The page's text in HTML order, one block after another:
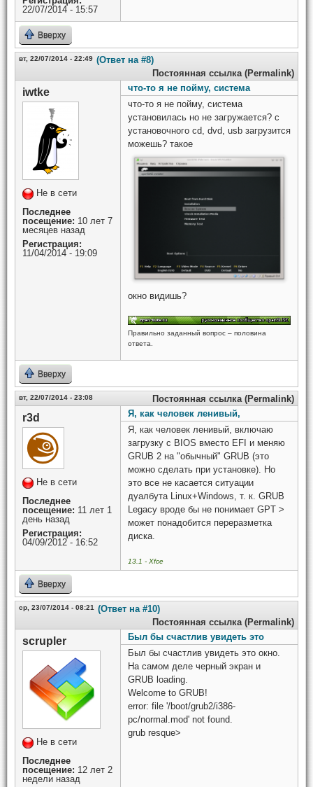
22/07/2014 - 15:57
Вверху
вт, 22/07/2014 - 22:49 (Ответ на #8)
Постоянная ссылка (Permalink)
iwtke
Не в сети
Последнее
посещение: 10 лет 7
месяцев назад
Регистрация:
11/04/2014 - 19:09
что-то я не пойму, система
что-то я не пойму, система
установилась но не загружается? с
установочного cd, dvd, usb загрузится
можешь? такое
окно видишь?
Правильно заданный вопрос – половина
ответа.
Вверху
вт, 22/07/2014 - 23:08 Постоянная ссылка (Permalink)
r3d
Не в сети
Последнее
посещение: 11 лет 1
день назад
Регистрация:
04/09/2012 - 16:52
Я, как человек ленивый,
Я, как человек ленивый, включаю
загрузку с BIOS вместо EFI и меняю
GRUB 2 на "обычный" GRUB (это
можно сделать при установке). Но
это все не касается ситуации
дуалбута Linux+Windows, т. к. GRUB
Legacy вроде бы не понимает GPT >
может понадобится переразметка
диска.
13.1 - Xfce
Вверху
ср, 23/07/2014 - 08:21
(Ответ на #10)
Постоянная ссылка (Permalink)
scrupler
Не в сети
Последнее
посещение: 12 лет 2
недели назад
Был бы счастлив увидеть это
Был бы счастлив увидеть это окно.
На самом деле черный экран и
GRUB loading.
Welcome to GRUB!
error: file '/boot/grub2/i386-
pc/normal.mod' not found.
grub resque>